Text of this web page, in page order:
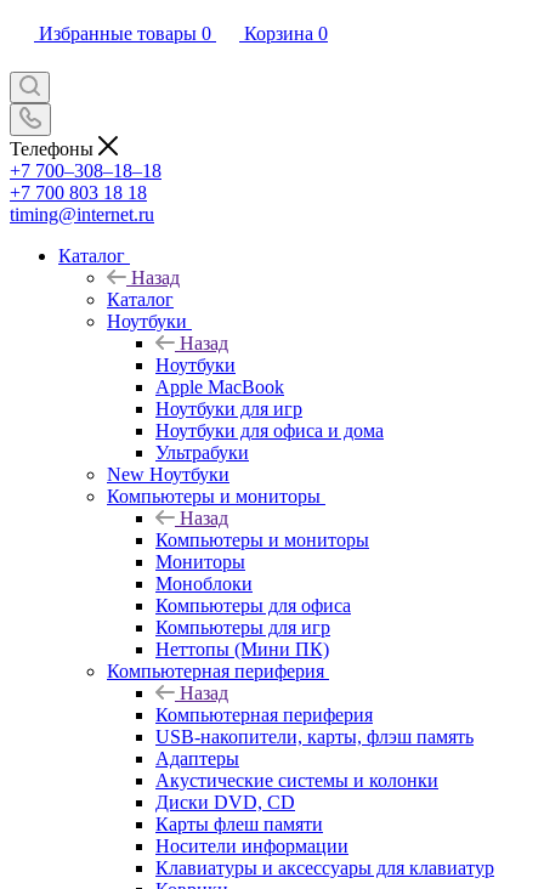
Избранные товары 0 Корзина 0
Телефоны
+7 700‒308‒18‒18
+7 700 803 18 18
timing@internet.ru
Каталог
Назад
Каталог
Ноутбуки
Назад
Ноутбуки
Apple MacBook
Ноутбуки для игр
Ноутбуки для офиса и дома
Ультрабуки
New Ноутбуки
Компьютеры и мониторы
Назад
Компьютеры и мониторы
Мониторы
Моноблоки
Компьютеры для офиса
Компьютеры для игр
Неттопы (Мини ПК)
Компьютерная периферия
Назад
Компьютерная периферия
USB-накопители, карты, флэш память
Адаптеры
Акустические системы и колонки
Диски DVD, CD
Карты флеш памяти
Носители информации
Клавиатуры и аксессуары для клавиатур